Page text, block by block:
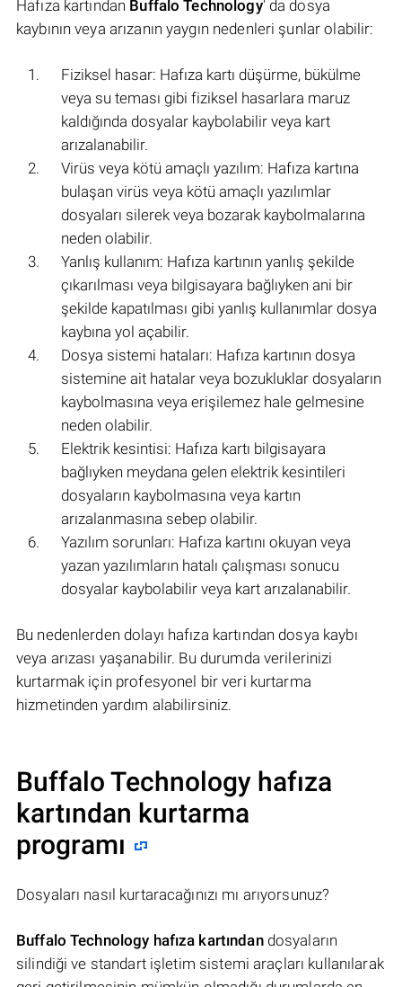
Hafıza kartından Buffalo Technology' da dosya
kaybının veya arızanın yaygın nedenleri şunlar olabilir:
Fiziksel hasar: Hafıza kartı düşürme, bükülme
veya su teması gibi fiziksel hasarlara maruz
kaldığında dosyalar kaybolabilir veya kart
arızalanabilir.
Virüs veya kötü amaçlı yazılım: Hafıza kartına
bulaşan virüs veya kötü amaçlı yazılımlar
dosyaları silerek veya bozarak kaybolmalarına
neden olabilir.
Yanlış kullanım: Hafıza kartının yanlış şekilde
çıkarılması veya bilgisayara bağlıyken ani bir
şekilde kapatılması gibi yanlış kullanımlar dosya
kaybına yol açabilir.
Dosya sistemi hataları: Hafıza kartının dosya
sistemine ait hatalar veya bozukluklar dosyaların
kaybolmasına veya erişilemez hale gelmesine
neden olabilir.
Elektrik kesintisi: Hafıza kartı bilgisayara
bağlıyken meydana gelen elektrik kesintileri
dosyaların kaybolmasına veya kartın
arızalanmasına sebep olabilir.
Yazılım sorunları: Hafıza kartını okuyan veya
yazan yazılımların hatalı çalışması sonucu
dosyalar kaybolabilir veya kart arızalanabilir.
Bu nedenlerden dolayı hafıza kartından dosya kaybı
veya arızası yaşanabilir. Bu durumda verilerinizi
kurtarmak için profesyonel bir veri kurtarma
hizmetinden yardım alabilirsiniz.
Buffalo Technology hafıza
kartından kurtarma
programı
Dosyaları nasıl kurtaracağınızı mı arıyorsunuz?
Buffalo Technology hafıza kartındandosyaların
silindiği ve standart işletim sistemi araçları kullanılarak